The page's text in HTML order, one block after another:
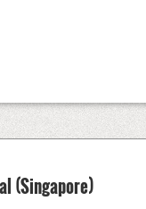
(Singapore)